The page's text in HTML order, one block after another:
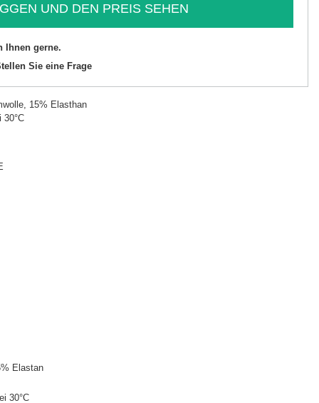
UND DEN PREIS SEHEN
Ihnen gerne.
Sie eine Frage
15% Elasthan
30°C
Elastan
30°C